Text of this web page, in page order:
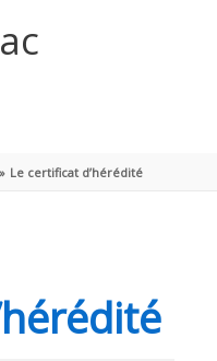
Le certificat d’hérédité